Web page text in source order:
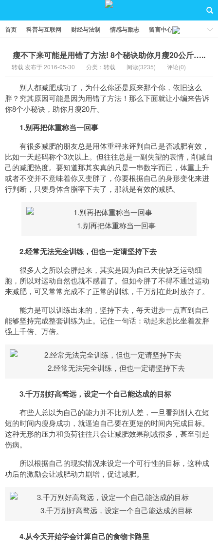
首页 科普与互联网 财经与法制 情感与励志 留言中心
瘦不下来可能是用错了方法! 8个秘诀助你月瘦20公斤…..
转载 发布于 2016-05-30 分类： 转载 阅读(3235) 评论(0)
别人都减肥成功了，为什么你还是原来那个你，依旧这么
胖？究其原因可能是因为用错了方法！那么下面就让小编来告诉
你8个小秘诀，助你月瘦20斤。
1.别再把体重称当一回事
有很多减肥的朋友总是用体重秤来评判自己是否减肥有效，
比如一天起码称个3次以上。但往往总是一副失望的表情，削减自
己的减肥热度。要知道那其实真的只是一串数字而已，体重上升
或者不变并不意味着你又变胖了，你要根据自己的身形变化来进
行判断，只要身体含脂率下去了，那就是有效的减肥。
1.别再把体重称当一回事
2.经常无法完全训练，但也一定请坚持下去
很多人之所以会胖起来，其实是因为自己天使缺乏运动细
胞，所以对运动自然也就不感冒了。但如今胖了不得不通过运动
来减肥，可又常常完成不了正常的训练，千万别在此时放弃了。
能力是可以训练出来的，坚持下去，每天进步一点直到自己
能够坚持完成整套训练为止。记住一句话：动起来总比坐着发胖
强上千倍、万倍。
2.经常无法完全训练，但也一定请坚持下去
3.千万别好高骛远，设定一个自己能达成的目标
有些人总以为自己的能力并不比别人差，一旦看到别人在短
短的时间内瘦身成功，就逼迫自己要在更短的时间内完成目标。
这种无形的压力和负荷往往只会让减肥效果削减很多，甚至引起
伤病。
所以根据自己的现实情况来设定一个可行性的目标，这种成
功后的激励会让减肥动力剧增，促进减肥。
3.千万别好高骛远，设定一个自己能达成的目标
4.从今天开始学会计算自己的食物卡路里